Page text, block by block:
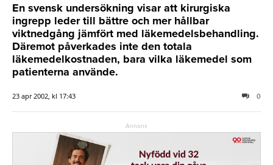
En svensk undersökning visar att kirurgiska
ingrepp leder till bättre och mer hållbar
viktnedgång jämfört med läkemedelsbehandling.
Däremot påverkades inte den totala
läkemedelkostnaden, bara vilka läkemedel som
patienterna använde.
23 apr 2002, kl 17:43 0
Annons